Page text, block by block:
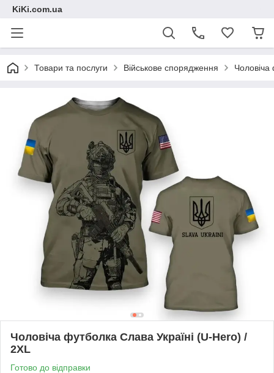
KiKi.com.ua
Товари та послуги Військове спорядження
Чоловіча футболка Слава Україні (U-Hero) /
2XL
Готово до відправки